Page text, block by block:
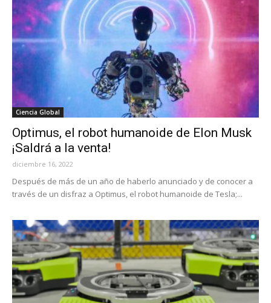
Ciencia Global
Optimus, el robot humanoide de Elon Musk
¡Saldrá a la venta!
diciembre 16, 2022
Después de más de un año de haberlo anunciado y de conocer a
través de un disfraz a Optimus, el robot humanoide de Tesla;...